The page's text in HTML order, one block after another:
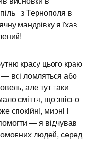
всі ломляться або
але тут таки
сміття, що звісно
— я відчував
людей, серед
відсутність дрів
на базарі в’язки
ви їдете власним
запас дрів в